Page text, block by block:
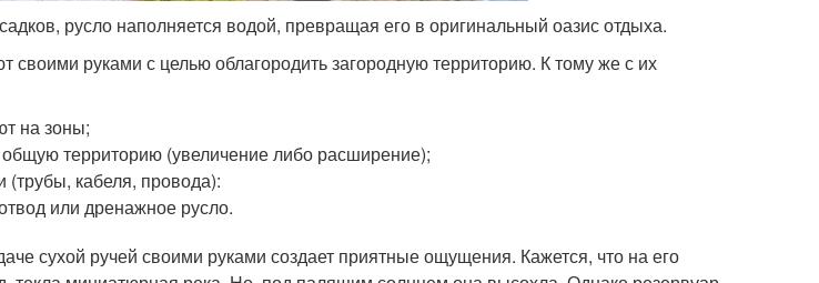
русло наполняется водой, превращая его в оригинальный оазис отдыха.
своими руками с целью облагородить загородную территорию. К тому же с их
на зоны;
общую территорию (увеличение либо расширение);
кабеля, провода):
или дренажное русло.
сухой ручей своими руками создает приятные ощущения. Кажется, что на его